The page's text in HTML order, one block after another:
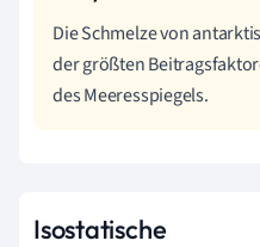
Die Schmelze von
der größten
des Meeresspiegels.
Isostatische